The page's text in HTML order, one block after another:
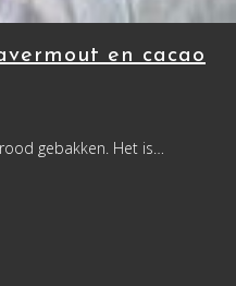
en cacao
gebakken. Het is…
havermout en cacao